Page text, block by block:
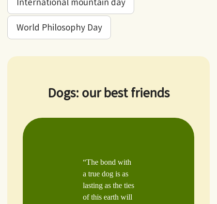
International mountain day
World Philosophy Day
Dogs: our best friends
“The bond with
a true dog is as
lasting as the ties
of this earth will